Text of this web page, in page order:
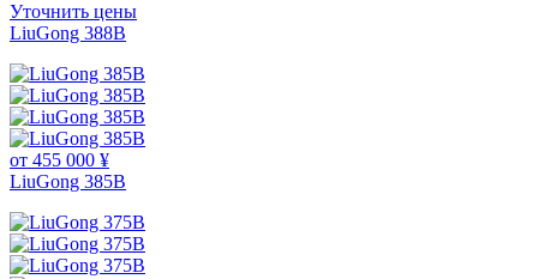
Уточнить цены
LiuGong 388В
от 455 000 ¥
LiuGong 385B